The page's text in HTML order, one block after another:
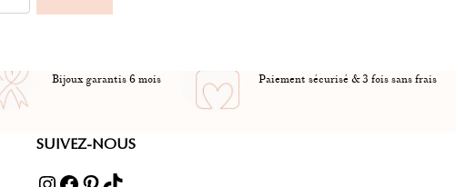
Bijoux garantis 6 mois Paiement sécurisé & 3 fois sans frais
SUIVEZ-NOUS